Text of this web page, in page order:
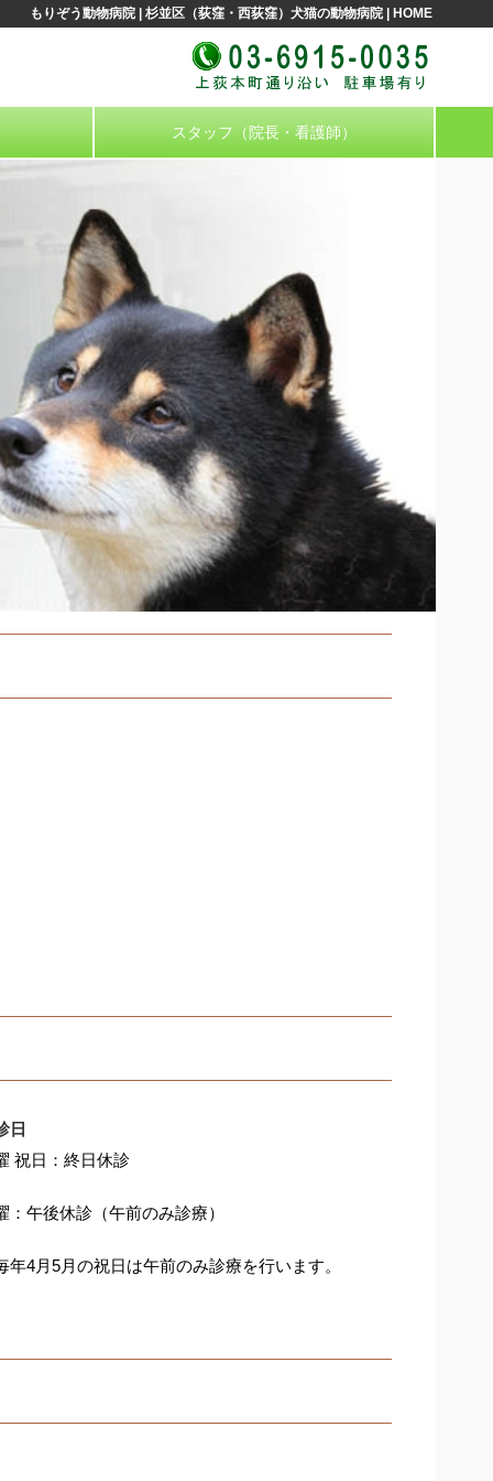
もりぞう動物病院 | 杉並区（荻窪・西荻窪）犬猫の動物病院 | HOME
スタッフ（院長・看護師）
日
祝日：終日休診
：午後休診（午前のみ診療）
4月5月の祝日は午前のみ診療を行います。